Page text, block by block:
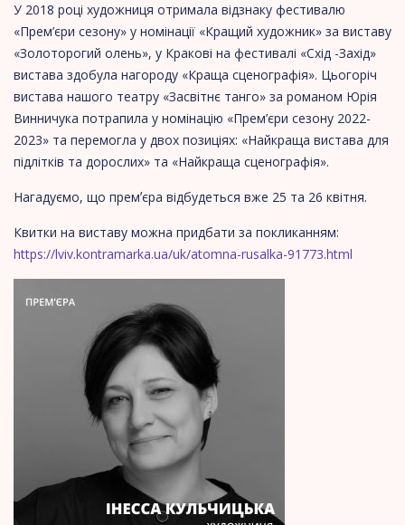
У 2018 році художниця отримала відзнаку фестивалю
«Прем’єри сезону» у номінації «Кращий художник» за виставу
«Золоторогий олень», у Кракові на фестивалі «Схід -Захід»
вистава здобула нагороду «Краща сценографія». Цьогоріч
вистава нашого театру «Засвітнє танго» за романом Юрія
Винничука потрапила у номінацію «Прем’єри сезону 2022-
2023» та перемогла у двох позиціях: «Найкраща вистава для
підлітків та дорослих» та «Найкраща сценографія».
Нагадуємо, що премʼєра відбудеться вже 25 та 26 квітня.
Квитки на виставу можна придбати за покликанням:
https://lviv.kontramarka.ua/uk/atomna-rusalka-91773.html